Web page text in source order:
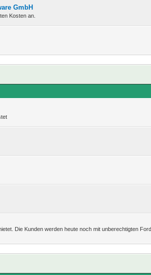
GmbH
Kosten an.
Die Kunden werden heute noch mit unberechtigten